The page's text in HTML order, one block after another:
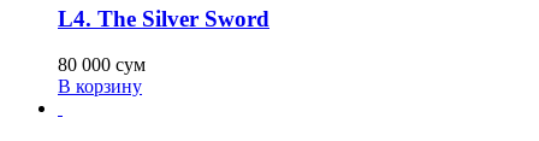
L4. The Silver Sword
80 000 сум
В корзину